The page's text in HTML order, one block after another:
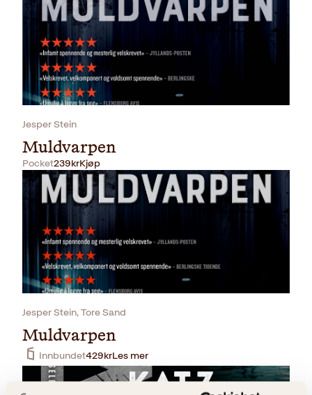
Jesper Stein
Muldvarpen
Pocket239krKjøp
Jesper Stein, Tore Sand
Muldvarpen
Innbundet429krLes mer